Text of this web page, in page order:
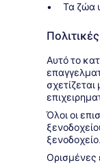
Τα ζώα
Πολιτικές
Αυτό το
Όλοι οι
ξενοδοχείο.
Ορισμένες